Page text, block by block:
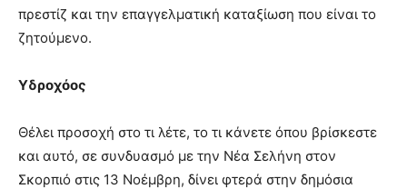
πρεστίζ και την επαγγελματική καταξίωση που είναι το
ζητούμενο.
Υδροχόος
Θέλει προσοχή στο τι λέτε, το τι κάνετε όπου βρίσκεστε
και αυτό, σε συνδυασμό με την Νέα Σελήνη στον
Σκορπιό στις 13 Νοέμβρη, δίνει φτερά στην δημόσια